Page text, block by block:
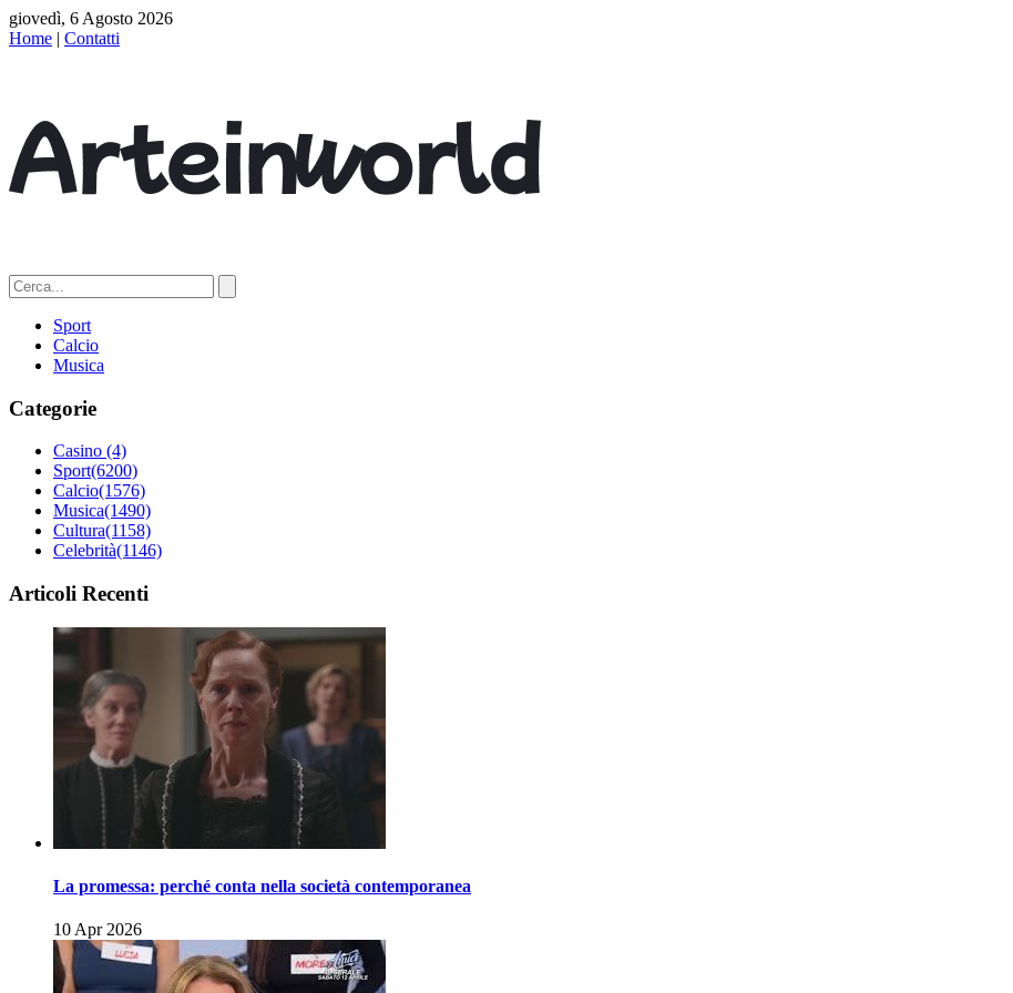
giovedì, 6 Agosto 2026
Home | Contatti
Sport
Calcio
Musica
Categorie
Casino (4)
Sport(6200)
Calcio(1576)
Musica(1490)
Cultura(1158)
Celebrità(1146)
Articoli Recenti
La promessa: perché conta nella società contemporanea
10 Apr 2026